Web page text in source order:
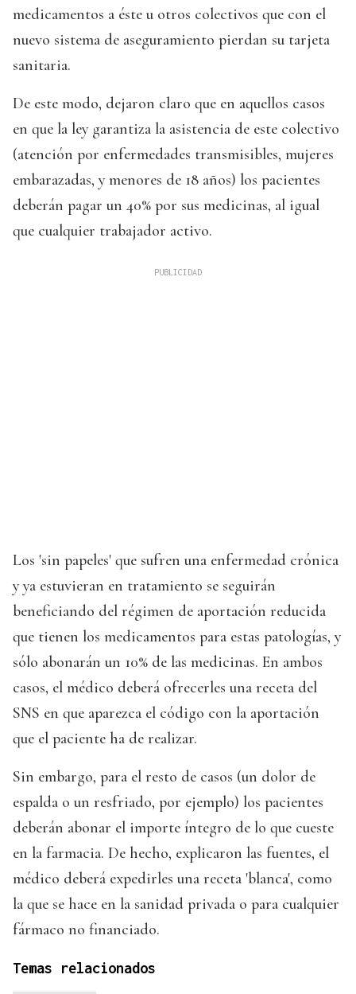
medicamentos a éste u otros colectivos que con el
nuevo sistema de aseguramiento pierdan su tarjeta
sanitaria.
De este modo, dejaron claro que en aquellos casos
en que la ley garantiza la asistencia de este colectivo
(atención por enfermedades transmisibles, mujeres
embarazadas, y menores de 18 años) los pacientes
deberán pagar un 40% por sus medicinas, al igual
que cualquier trabajador activo.
Los 'sin papeles' que sufren una enfermedad crónica
y ya estuvieran en tratamiento se seguirán
beneficiando del régimen de aportación reducida
que tienen los medicamentos para estas patologías, y
sólo abonarán un 10% de las medicinas. En ambos
casos, el médico deberá ofrecerles una receta del
SNS en que aparezca el código con la aportación
que el paciente ha de realizar.
Sin embargo, para el resto de casos (un dolor de
espalda o un resfriado, por ejemplo) los pacientes
deberán abonar el importe íntegro de lo que cueste
en la farmacia. De hecho, explicaron las fuentes, el
médico deberá expedirles una receta 'blanca', como
la que se hace en la sanidad privada o para cualquier
fármaco no financiado.
Temas relacionados